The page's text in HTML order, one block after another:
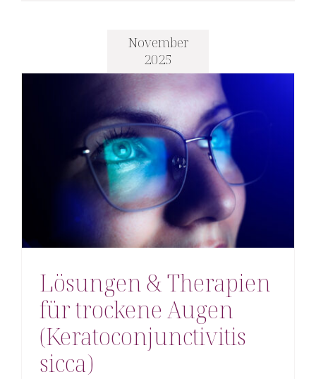
November
2025
Lösungen & Therapien
für trockene Augen
(Keratoconjunctivitis
sicca)